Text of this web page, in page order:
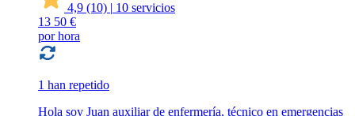
4,9 (10) | 10 servicios
13 50 €
por hora
1 han repetido
Hola soy Juan auxiliar de enfermería, técnico en emergencias